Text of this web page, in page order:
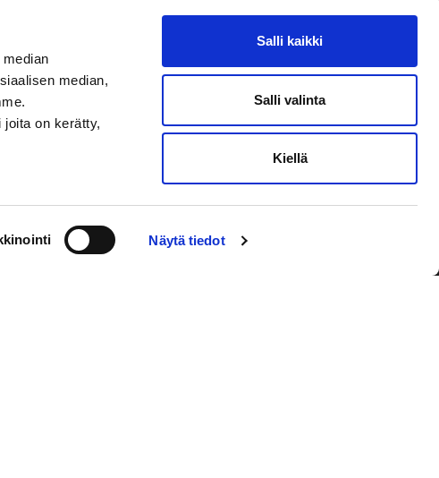
median,
on kerätty,
Näytä tiedot
Salli kaikki
Salli valinta
Kiellä
VAASAN SPORT UUTISKIRJE